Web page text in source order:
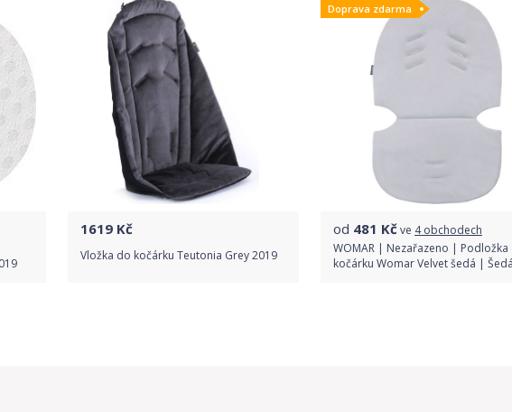
1619 Kč
Vložka do kočárku Teutonia Grey 2019
Doprava zdarma
od 481 Kčve 4 obchodech
WOMAR | Nezařazeno | Podložka
kočárku Womar Velvet šedá |